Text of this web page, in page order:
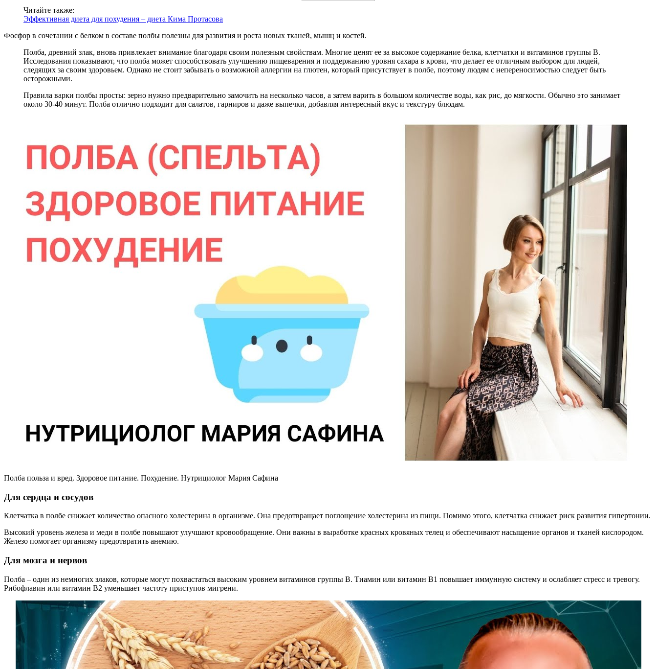
Читайте также:
Эффективная диета для похудения – диета Кима Протасова
Фосфор в сочетании с белком в составе полбы полезны для развития и роста новых тканей, мышц и костей.
Полба, древний злак, вновь привлекает внимание благодаря своим полезным свойствам. Многие ценят ее за высокое содержание белка, клетчатки и витаминов группы B.
Исследования показывают, что полба может способствовать улучшению пищеварения и поддержанию уровня сахара в крови, что делает ее отличным выбором для людей,
следящих за своим здоровьем. Однако не стоит забывать о возможной аллергии на глютен, который присутствует в полбе, поэтому людям с непереносимостью следует быть
осторожными.
Правила варки полбы просты: зерно нужно предварительно замочить на несколько часов, а затем варить в большом количестве воды, как рис, до мягкости. Обычно это занимает
около 30-40 минут. Полба отлично подходит для салатов, гарниров и даже выпечки, добавляя интересный вкус и текстуру блюдам.
Полба польза и вред. Здоровое питание. Похудение. Нутрициолог Мария Сафина
Для сердца и сосудов
Клетчатка в полбе снижает количество опасного холестерина в организме. Она предотвращает поглощение холестерина из пищи. Помимо этого, клетчатка снижает риск развития гипертонии.
Высокий уровень железа и меди в полбе повышают улучшают кровообращение. Они важны в выработке красных кровяных телец и обеспечивают насыщение органов и тканей кислородом.
Железо помогает организму предотвратить анемию.
Для мозга и нервов
Полба – один из немногих злаков, которые могут похвастаться высоким уровнем витаминов группы В. Тиамин или витамин В1 повышает иммунную систему и ослабляет стресс и тревогу.
Рибофлавин или витамин В2 уменьшает частоту приступов мигрени.